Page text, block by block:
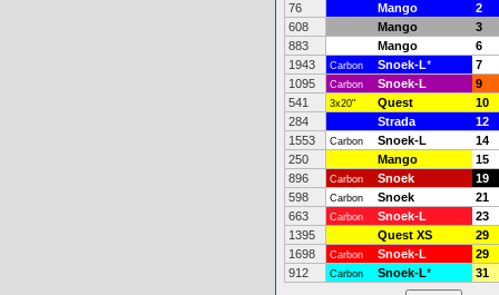
76 Mango
2
608
Mango
3
883
Mango
6
1943
Carbon Snoek-L*
7
1095
Carbon Snoek-L
9
541
3x20" Quest
10
284
Strada
12
1553
Carbon Snoek-L
14
250
Mango
15
896
Carbon Snoek
19
598
Carbon Snoek
21
663
Carbon Snoek-L
23
1395
Quest XS
29
1698
Carbon Snoek-L
29
912
Carbon Snoek-L* 31